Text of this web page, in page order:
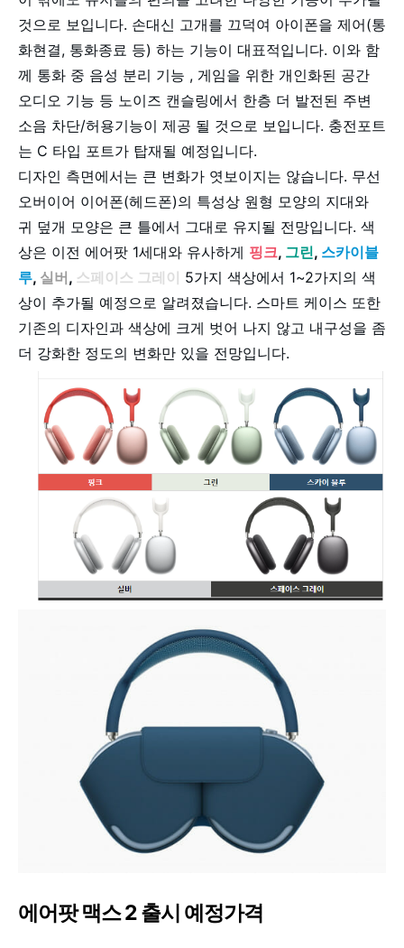
것으로 보입니다. 손대신 고개를 끄덕여 아이폰을 제어(통
화현결, 통화종료 등) 하는 기능이 대표적입니다. 이와 함
께 통화 중 음성 분리 기능 , 게임을 위한 개인화된 공간
오디오 기능 등 노이즈 캔슬링에서 한층 더 발전된 주변
소음 차단/허용기능이 제공 될 것으로 보입니다. 충전포트
는 C 타입 포트가 탑재될 예정입니다.
디자인 측면에서는 큰 변화가 엿보이지는 않습니다. 무선
오버이어 이어폰(헤드폰)의 특성상 원형 모양의 지대와
귀 덮개 모양은 큰 틀에서 그대로 유지될 전망입니다. 색
상은 이전 에어팟 1세대와 유사하게 핑크, 그린, 스카이블
루, 실버, 스페이스 그레이
5가지 색상에서 1~2가지의 색
상이 추가될 예정으로 알려졌습니다. 스마트 케이스 또한
기존의 디자인과 색상에 크게 벗어 나지 않고 내구성을 좀
더 강화한 정도의 변화만 있을 전망입니다.
에어팟 맥스 2 출시 예정가격